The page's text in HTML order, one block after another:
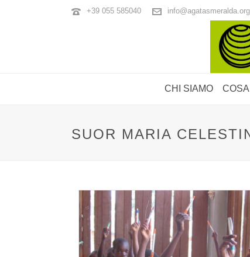
+39 055 585040 info@agatasmeralda.org
CHI SIAMO
SUOR MARIA